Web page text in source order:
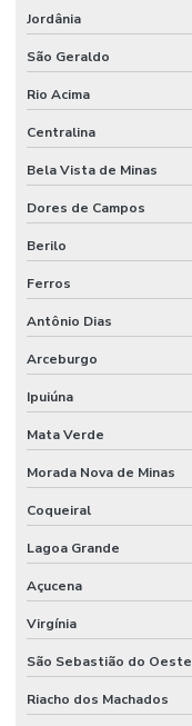
Jordânia
São Geraldo
Rio Acima
Centralina
Bela Vista de Minas
Dores de Campos
Berilo
Ferros
Antônio Dias
Arceburgo
Ipuiúna
Mata Verde
Morada Nova de Minas
Coqueiral
Lagoa Grande
Açucena
Virgínia
São Sebastião do Oeste
Riacho dos Machados